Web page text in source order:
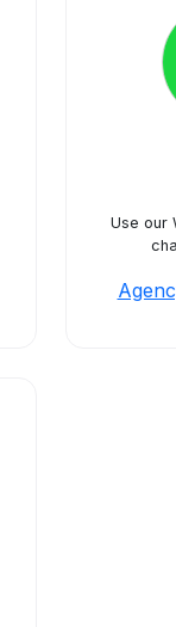
Use our